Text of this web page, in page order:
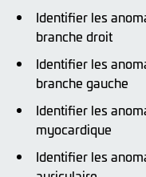
Identifier les
branche droit
Identifier les
branche gauche
Identifier les
myocardique
Identifier les